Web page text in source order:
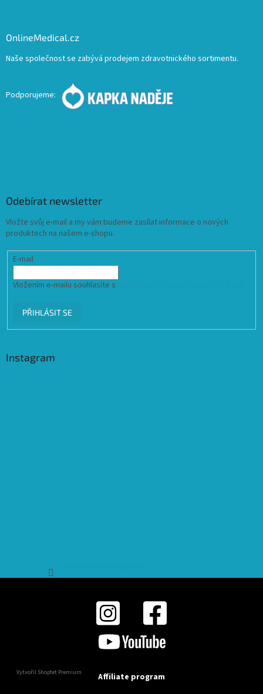
OnlineMedical.cz
Naše společnost se zabývá prodejem zdravotnického sortimentu.
Podporujeme:
Odebírat newsletter
Vložte svůj e-mail a my vám budeme zasílat informace o nových
produktech na našem e-shopu.
E-mail
Vložením e-mailu souhlasíte s
PŘIHLÁSIT SE
Instagram
Vytvořil Shoptet Premium Affiliate program